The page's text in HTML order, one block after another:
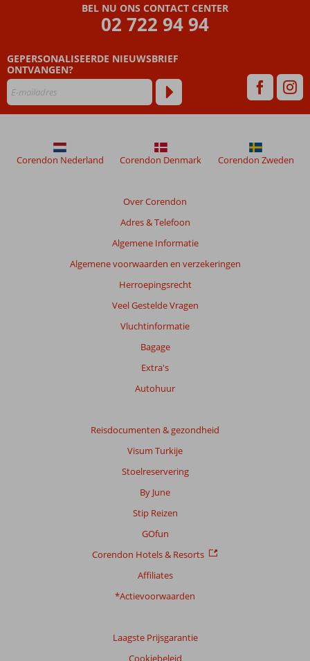
BEL NU ONS CONTACT CENTER
02 722 94 94
GEPERSONALISEERDE NIEUWSBRIEF
ONTVANGEN?
Over Corendon
Adres & Telefoon
Algemene Informatie
Algemene voorwaarden en verzekeringen
Herroepingsrecht
Veel Gestelde Vragen
Vluchtinformatie
Bagage
Extra's
Autohuur
Reisdocumenten & gezondheid
Visum Turkije
Stoelreservering
By June
Stip Reizen
GOfun
Corendon Hotels & Resorts
Affiliates
*Actievoorwaarden
Laagste Prijsgarantie
Cookiebeleid
Corendon Nederland Corendon Denmark Corendon Zweden